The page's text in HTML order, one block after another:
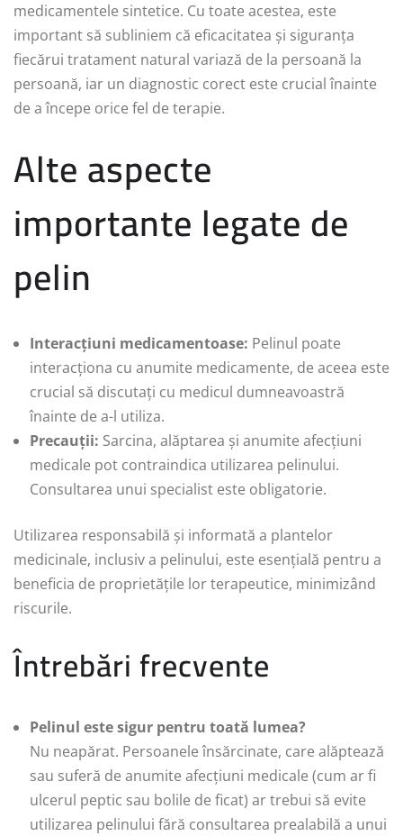
medicamentele sintetice. Cu toate acestea, este
important să subliniem că eficacitatea și siguranța
fiecărui tratament natural variază de la persoană la
persoană, iar un diagnostic corect este crucial înainte
de a începe orice fel de terapie.
Alte aspecte
importante legate de
pelin
Interacțiuni medicamentoase: Pelinul poate
interacționa cu anumite medicamente, de aceea este
crucial să discutați cu medicul dumneavoastră
înainte de a-l utiliza.
Precauții: Sarcina, alăptarea și anumite afecțiuni
medicale pot contraindica utilizarea pelinului.
Consultarea unui specialist este obligatorie.
Utilizarea responsabilă și informată a plantelor
medicinale, inclusiv a pelinului, este esențială pentru a
beneficia de proprietățile lor terapeutice, minimizând
riscurile.
Întrebări frecvente
Pelinul este sigur pentru toată lumea?
Nu neapărat. Persoanele însărcinate, care alăptează
sau suferă de anumite afecțiuni medicale (cum ar fi
ulcerul peptic sau bolile de ficat) ar trebui să evite
utilizarea pelinului fără consultarea prealabilă a unui